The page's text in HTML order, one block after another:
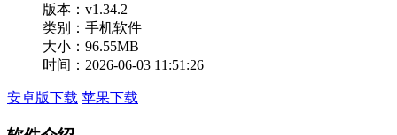
版本： v1.34.2
类别：手机软件
大小：96.55MB
时间：2026-06-03 11:51:26
安卓版下载 苹果下载